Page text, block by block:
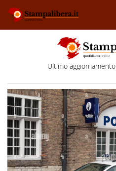
Ultimo aggiornamento